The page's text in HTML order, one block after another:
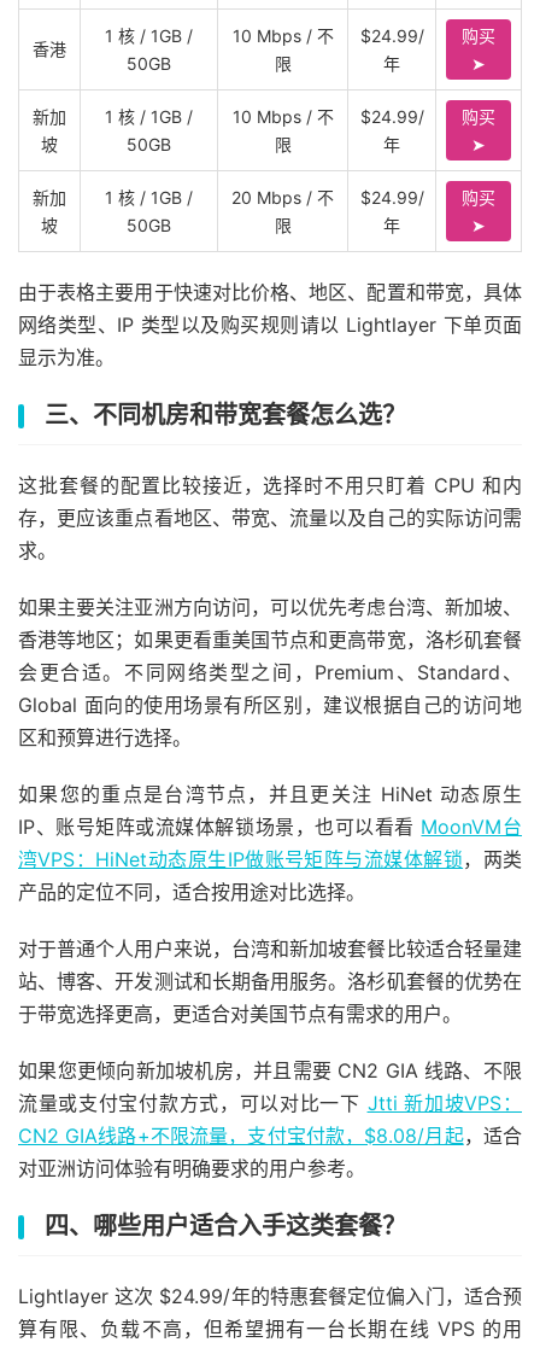
香港
1 核 / 1GB /
50GB
10 Mbps / 不
限
$24.99/
年
购买
➤
新加
坡
1 核 / 1GB /
50GB
10 Mbps / 不
限
$24.99/
年
购买
➤
新加
坡
1 核 / 1GB /
50GB
20 Mbps / 不
限
$24.99/
年
购买
➤
由于表格主要用于快速对比价格、地区、配置和带宽，具体
网络类型、IP 类型以及购买规则请以 Lightlayer 下单页面
显示为准。
三、不同机房和带宽套餐怎么选？
这批套餐的配置比较接近，选择时不用只盯着 CPU 和内
存，更应该重点看地区、带宽、流量以及自己的实际访问需
求。
如果主要关注亚洲方向访问，可以优先考虑台湾、新加坡、
香港等地区；如果更看重美国节点和更高带宽，洛杉矶套餐
会更合适。不同网络类型之间，Premium、Standard、
Global 面向的使用场景有所区别，建议根据自己的访问地
区和预算进行选择。
如果您的重点是台湾节点，并且更关注 HiNet 动态原生
IP、账号矩阵或流媒体解锁场景，也可以看看 MoonVM台
湾VPS：HiNet动态原生IP做账号矩阵与流媒体解锁，两类
产品的定位不同，适合按用途对比选择。
对于普通个人用户来说，台湾和新加坡套餐比较适合轻量建
站、博客、开发测试和长期备用服务。洛杉矶套餐的优势在
于带宽选择更高，更适合对美国节点有需求的用户。
如果您更倾向新加坡机房，并且需要 CN2 GIA 线路、不限
流量或支付宝付款方式，可以对比一下 Jtti 新加坡VPS：
CN2 GIA线路+不限流量，支付宝付款，$8.08/月起，适合
对亚洲访问体验有明确要求的用户参考。
四、哪些用户适合入手这类套餐？
Lightlayer 这次 $24.99/年的特惠套餐定位偏入门，适合预
算有限、负载不高，但希望拥有一台长期在线 VPS 的用